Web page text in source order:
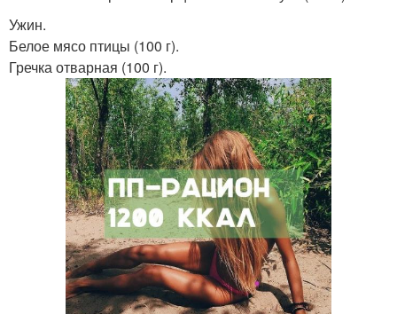
Ужин.
Белое мясо птицы (100 г).
Гречка отварная (100 г).